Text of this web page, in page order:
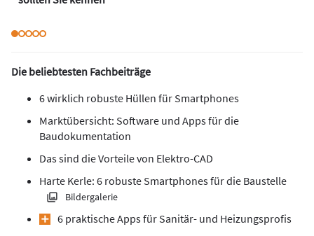
Die beliebtesten Fachbeiträge
6 wirklich robuste Hüllen für Smartphones
Marktübersicht: Software und Apps für die
Baudokumentation
Das sind die Vorteile von Elektro-CAD
Harte Kerle: 6 robuste Smartphones für die Baustelle
Bildergalerie
6 praktische Apps für Sanitär- und Heizungsprofis